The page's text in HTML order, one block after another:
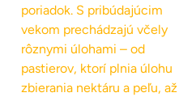
poriadok. S pribúdajúcim
vekom prechádzajú včely
rôznymi úlohami – od
pastierov, ktorí plnia úlohu
zbierania nektáru a peľu, až